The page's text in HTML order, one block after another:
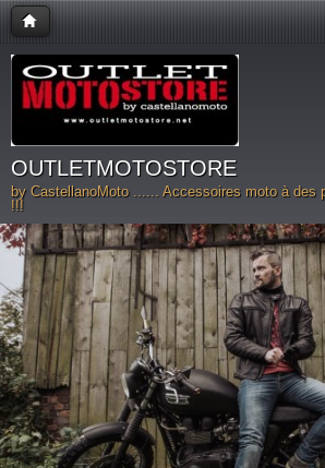
OUTLETMOTOSTORE
by CastellanoMoto ...... Accessoires moto à des
!!!